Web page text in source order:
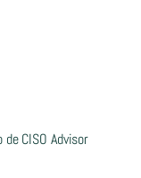
CISO Advisor